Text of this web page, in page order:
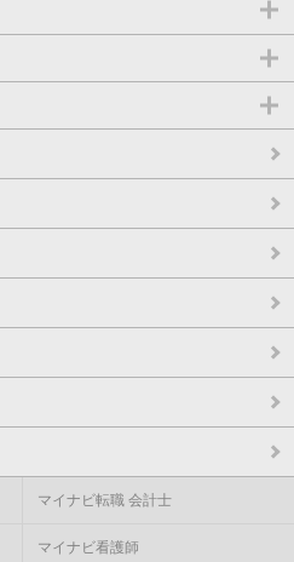
マイナビ転職 会計士
マイナビ看護師